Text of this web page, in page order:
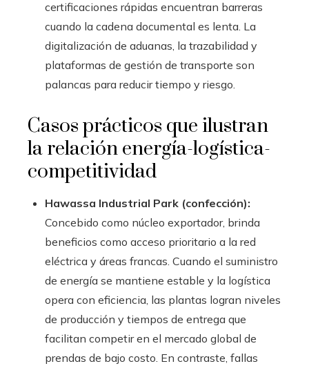
certificaciones rápidas encuentran barreras
cuando la cadena documental es lenta. La
digitalización de aduanas, la trazabilidad y
plataformas de gestión de transporte son
palancas para reducir tiempo y riesgo.
Casos prácticos que ilustran
la relación energía-logística-
competitividad
Hawassa Industrial Park (confección):
Concebido como núcleo exportador, brinda
beneficios como acceso prioritario a la red
eléctrica y áreas francas. Cuando el suministro
de energía se mantiene estable y la logística
opera con eficiencia, las plantas logran niveles
de producción y tiempos de entrega que
facilitan competir en el mercado global de
prendas de bajo costo. En contraste, fallas